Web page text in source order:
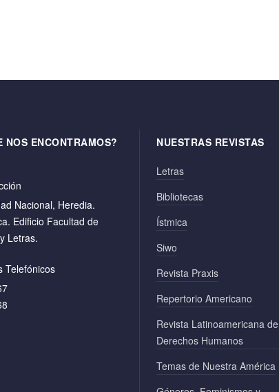
NOS ENCONTRAMOS?
Nacional, Heredia.
Edificio Facultad de
Letras.
Telefónicos
NUESTRAS REVISTAS
Letras
Bibliotecas
Ístmica
Siwo
Revista Praxis
Repertorio Americano
Revista Latinoamericana de
Derechos Humanos
Temas de Nuestra América